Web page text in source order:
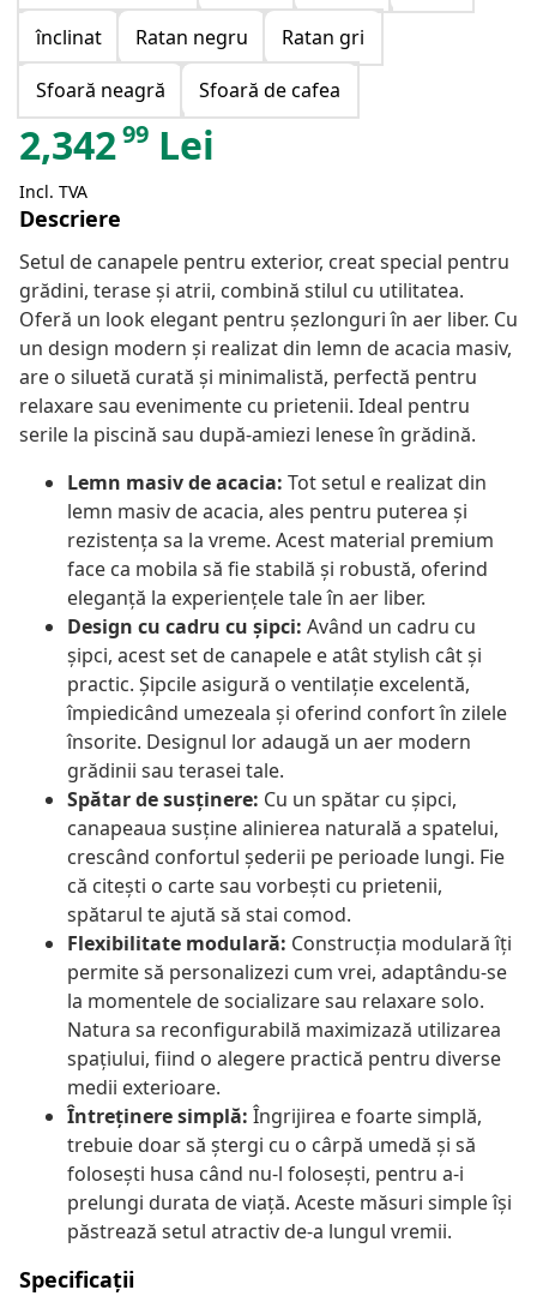
înclinat
Ratan negru
Ratan gri
Sfoară neagră
Sfoară de cafea
2,34299 Lei
Incl. TVA
Descriere
Setul de canapele pentru exterior, creat special pentru
grădini, terase și atrii, combină stilul cu utilitatea.
Oferă un look elegant pentru șezlonguri în aer liber. Cu
un design modern și realizat din lemn de acacia masiv,
are o siluetă curată și minimalistă, perfectă pentru
relaxare sau evenimente cu prietenii. Ideal pentru
serile la piscină sau după-amiezi lenese în grădină.
Lemn masiv de acacia: Tot setul e realizat din
lemn masiv de acacia, ales pentru puterea și
rezistența sa la vreme. Acest material premium
face ca mobila să fie stabilă și robustă, oferind
eleganță la experiențele tale în aer liber.
Design cu cadru cu șipci: Având un cadru cu
șipci, acest set de canapele e atât stylish cât și
practic. Șipcile asigură o ventilație excelentă,
împiedicând umezeala și oferind confort în zilele
însorite. Designul lor adaugă un aer modern
grădinii sau terasei tale.
Spătar de susținere: Cu un spătar cu șipci,
canapeaua susține alinierea naturală a spatelui,
crescând confortul șederii pe perioade lungi. Fie
că citești o carte sau vorbești cu prietenii,
spătarul te ajută să stai comod.
Flexibilitate modulară: Construcția modulară îți
permite să personalizezi cum vrei, adaptându-se
la momentele de socializare sau relaxare solo.
Natura sa reconfigurabilă maximizază utilizarea
spațiului, fiind o alegere practică pentru diverse
medii exterioare.
Întreținere simplă: Îngrijirea e foarte simplă,
trebuie doar să ștergi cu o cârpă umedă și să
folosești husa când nu-l folosești, pentru a-i
prelungi durata de viață. Aceste măsuri simple își
păstrează setul atractiv de-a lungul vremii.
Specificații